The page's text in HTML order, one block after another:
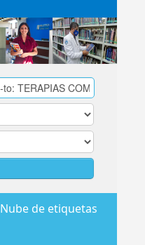
Nube de etiquetas